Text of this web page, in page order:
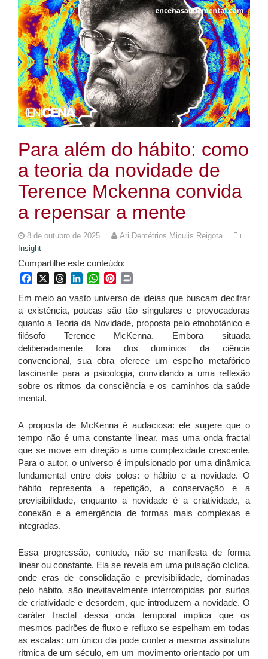
Para além do hábito: como
a teoria da novidade de
Terence Mckenna convida
a repensar a mente
8 de outubro de 2025
Ari Demétrios Miculis Reigota
Insight
Compartilhe este conteúdo:
FacebookThreadsLinkedInWhatsApp
Pinterest
Em meio ao vasto universo de ideias que buscam decifrar
a existência, poucas são tão singulares e provocadoras
quanto a Teoria da Novidade, proposta pelo etnobotânico e
filósofo Terence McKenna. Embora situada
deliberadamente fora dos domínios da ciência
convencional, sua obra oferece um espelho metafórico
fascinante para a psicologia, convidando a uma reflexão
sobre os ritmos da consciência e os caminhos da saúde
mental.
A proposta de McKenna é audaciosa: ele sugere que o
tempo não é uma constante linear, mas uma onda fractal
que se move em direção a uma complexidade crescente.
Para o autor, o universo é impulsionado por uma dinâmica
fundamental entre dois polos: o hábito e a novidade. O
hábito representa a repetição, a conservação e a
previsibilidade, enquanto a novidade é a criatividade, a
conexão e a emergência de formas mais complexas e
integradas.
Essa progressão, contudo, não se manifesta de forma
linear ou constante. Ela se revela em uma pulsação cíclica,
onde eras de consolidação e previsibilidade, dominadas
pelo hábito, são inevitavelmente interrompidas por surtos
de criatividade e desordem, que introduzem a novidade. O
caráter fractal dessa onda temporal implica que os
mesmos padrões de fluxo e refluxo se espelham em todas
as escalas: um único dia pode conter a mesma assinatura
rítmica de um século, em um movimento orientado por um